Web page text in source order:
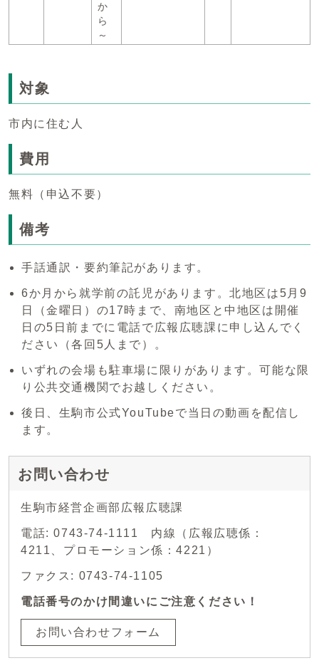
か
ら
～
対象
市内に住む人
費用
無料（申込不要）
備考
手話通訳・要約筆記があります。
6か月から就学前の託児があります。北地区は5月9
日（金曜日）の17時まで、南地区と中地区は開催
日の5日前までに電話で広報広聴課に申し込んでく
ださい（各回5人まで）。
いずれの会場も駐車場に限りがあります。可能な限
り公共交通機関でお越しください。
後日、生駒市公式YouTubeで当日の動画を配信し
ます。
お問い合わせ
生駒市経営企画部広報広聴課
電話: 0743-74-1111 内線（広報広聴係：
4211、プロモーション係：4221）
ファクス: 0743-74-1105
電話番号のかけ間違いにご注意ください！
お問い合わせフォーム